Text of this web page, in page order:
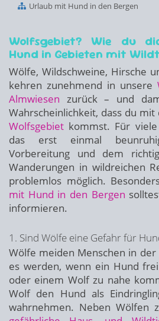
Urlaub mit Hund in den Bergen
Wolfsgebiet? Wie du
Hund in Gebieten mit
Wölfe, Wildschweine, Hirsche
kehren zunehmend in unsere
Almwiesen zurück – und
Wahrscheinlichkeit, dass du
Wolfsgebiet kommst. Für
das erst einmal
Vorbereitung und dem
Wanderungen in wildreichen
problemlos möglich.
mit Hund in den Bergen
informieren.
1. Sind Wölfe eine Gefahr für
Wölfe meiden Menschen in der
es werden, wenn ein Hund
oder einem Wolf zu nahe
Wolf den Hund als
wahrnehmen. Neben Wölfen